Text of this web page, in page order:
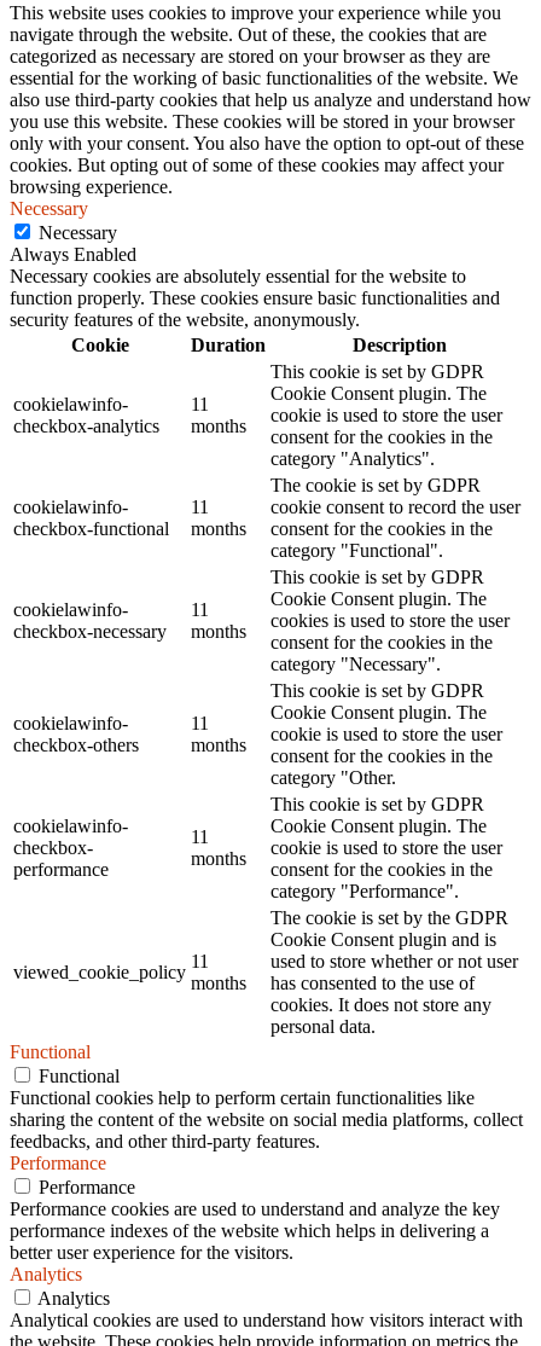
This website uses cookies to improve your experience while you
navigate through the website. Out of these, the cookies that are
categorized as necessary are stored on your browser as they are
essential for the working of basic functionalities of the website. We
also use third-party cookies that help us analyze and understand how
you use this website. These cookies will be stored in your browser
only with your consent. You also have the option to opt-out of these
cookies. But opting out of some of these cookies may affect your
browsing experience.
Necessary
Necessary
Always Enabled
Necessary cookies are absolutely essential for the website to
function properly. These cookies ensure basic functionalities and
security features of the website, anonymously.
Cookie
Duration Description
cookielawinfo-
checkbox-analytics
11
months
This cookie is set by GDPR
Cookie Consent plugin. The
cookie is used to store the user
consent for the cookies in the
category "Analytics".
cookielawinfo-
checkbox-functional
11
months
The cookie is set by GDPR
cookie consent to record the user
consent for the cookies in the
category "Functional".
cookielawinfo-
checkbox-necessary
11
months
This cookie is set by GDPR
Cookie Consent plugin. The
cookies is used to store the user
consent for the cookies in the
category "Necessary".
cookielawinfo-
checkbox-others
11
months
This cookie is set by GDPR
Cookie Consent plugin. The
cookie is used to store the user
consent for the cookies in the
category "Other.
cookielawinfo-
checkbox-
performance
11
months
This cookie is set by GDPR
Cookie Consent plugin. The
cookie is used to store the user
consent for the cookies in the
category "Performance".
viewed_cookie_policy
11
months
The cookie is set by the GDPR
Cookie Consent plugin and is
used to store whether or not user
has consented to the use of
cookies. It does not store any
personal data.
Functional
Functional
Functional cookies help to perform certain functionalities like
sharing the content of the website on social media platforms, collect
feedbacks, and other third-party features.
Performance
Performance
Performance cookies are used to understand and analyze the key
performance indexes of the website which helps in delivering a
better user experience for the visitors.
Analytics
Analytics
Analytical cookies are used to understand how visitors interact with
the website. These cookies help provide information on metrics the